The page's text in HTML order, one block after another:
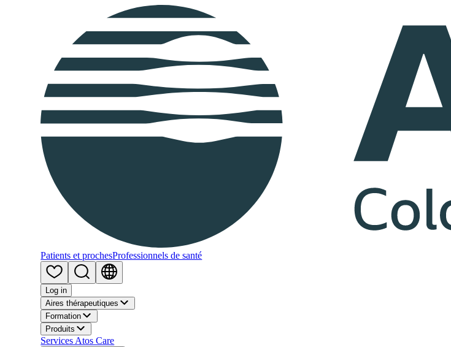
Patients et prochesProfessionnels de santé
Log in
Aires thérapeutiques
Formation
Produits
Services Atos Care